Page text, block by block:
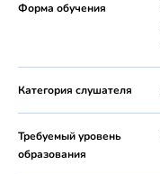
Форма обучения
Категория слушателя
Требуемый уровень
образования